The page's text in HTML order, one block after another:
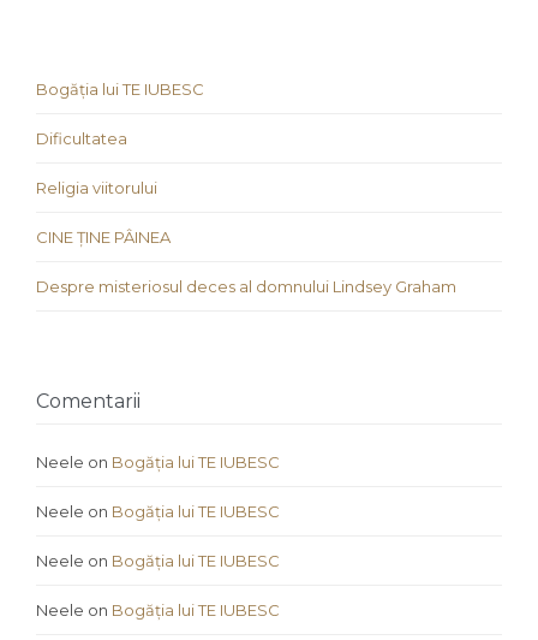
Bogăția lui TE IUBESC
Dificultatea
Religia viitorului
CINE ȚINE PÂINEA
Despre misteriosul deces al domnului Lindsey Graham
Comentarii
Neele on Bogăția lui TE IUBESC
Neele on Bogăția lui TE IUBESC
Neele on Bogăția lui TE IUBESC
Neele on Bogăția lui TE IUBESC